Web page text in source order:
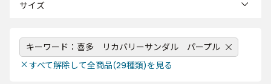
サイズ
キーワード：喜多 リカバリーサンダル パープル
closeすべて解除して全商品(29種類)を見る